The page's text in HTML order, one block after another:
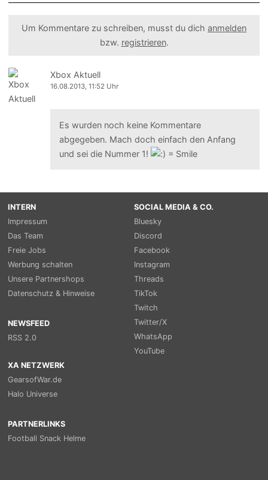
Um Kommentare zu schreiben, musst du dich anmelden
bzw. registrieren.
Xbox Aktuell
16.08.2013, 11:52 Uhr
Es wurden noch keine Kommentare
abgegeben. Mach doch einfach den Anfang
und sei die Nummer 1!
INTERN
Impressum
Das Team
Freie Jobs
Werbung schalten
Unsere Partnershops
Datenschutz & Hinweise
NEWSFEED
RSS 2.0
SOCIAL MEDIA & CO.
Bluesky
Discord
Facebook
Instagram
Threads
TikTok
Twitch
Twitter/X
WhatsApp
YouTube
XA NETZWERK
GearsofWar.de
Halo Universe
PARTNERLINKS
Football Snack Helme